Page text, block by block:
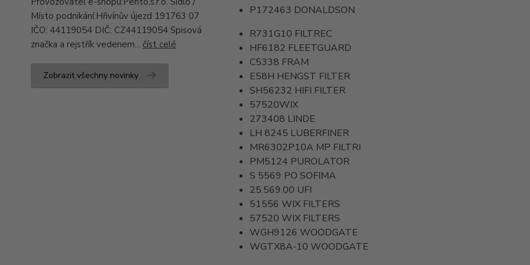
Místo podnikání:Hřivínův újezd 191763 07
IČO: 44119054 DIČ: CZ44119054 Spisová
značka a rejstřík vedenem... číst celé
Zobrazit všechny novinky
P172463 DONALDSON
R731G10 FILTREC
HF6182 FLEETGUARD
C5338 FRAM
E58H HENGST FILTER
SH56232 HIFI FILTER
57520WIX
273408 LINDE
LH 8245 LUBERFINER
MR6302P10A MP FILTRI
PM5124 PUROLATOR
S 5569 PO SOFIMA
25.569.00 UFI
51556 WIX FILTERS
57520 WIX FILTERS
WGH9126 WOODGATE
WGTX8A-10 WOODGATE